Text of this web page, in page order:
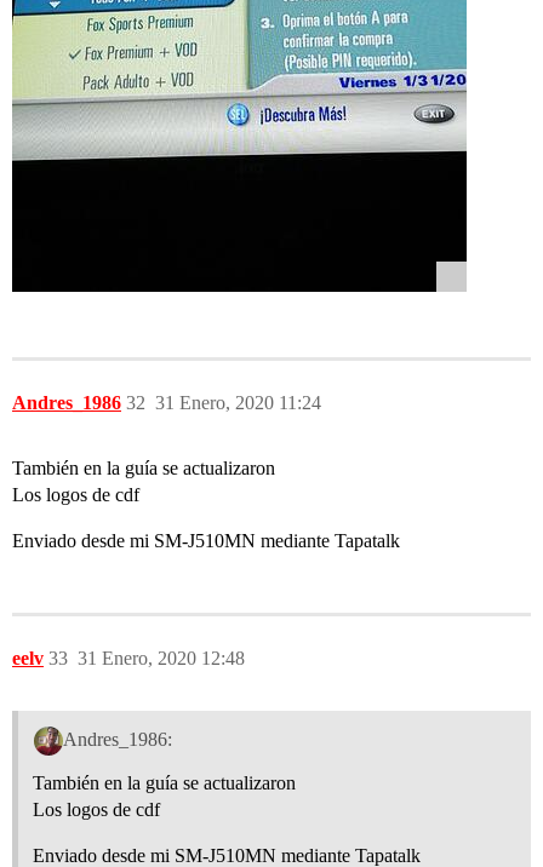
Andres_1986 31 Enero, 2020 11:24
32
También en la guía se actualizaron
Los logos de cdf
Enviado desde mi SM-J510MN mediante Tapatalk
eelv 31 Enero, 2020 12:48
33
Andres_1986:
También en la guía se actualizaron
Los logos de cdf
Enviado desde mi SM-J510MN mediante Tapatalk